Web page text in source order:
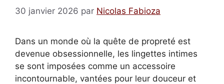
30 janvier 2026 par Nicolas Fabioza
Dans un monde où la quête de propreté est
devenue obsessionnelle, les lingettes intimes
se sont imposées comme un accessoire
incontournable, vantées pour leur douceur et